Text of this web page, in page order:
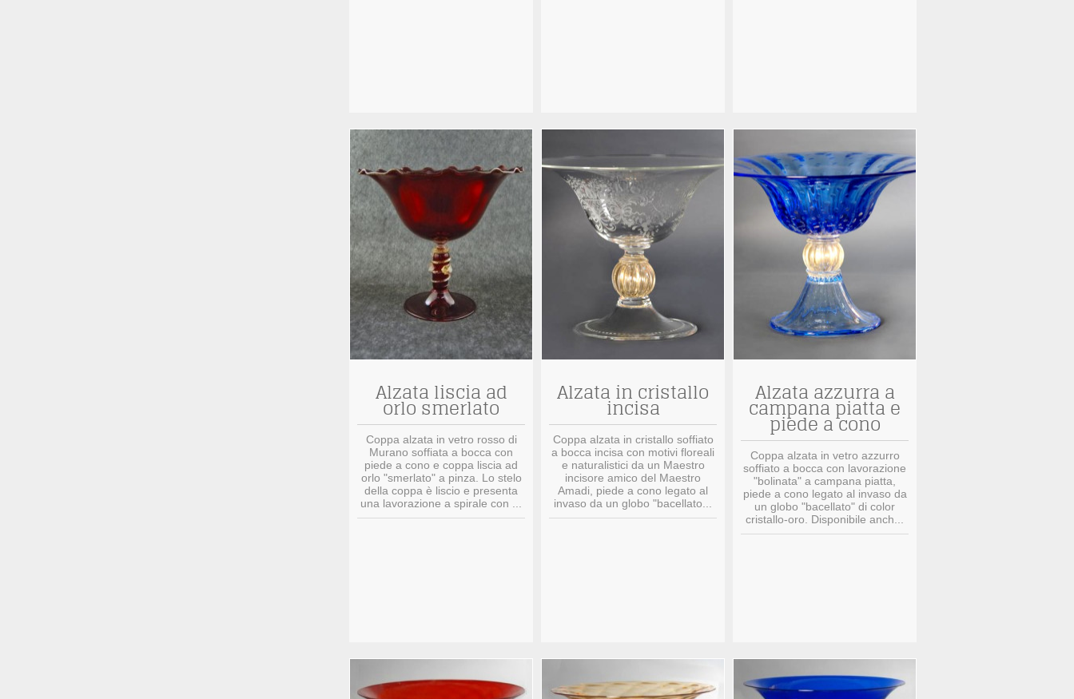
Alzata liscia ad
orlo smerlato
Coppa alzata in vetro rosso di
Murano soffiata a bocca con
piede a cono e coppa liscia ad
orlo "smerlato" a pinza. Lo stelo
della coppa è liscio e presenta
una lavorazione a spirale con ...
Alzata in cristallo
incisa
Coppa alzata in cristallo soffiato
a bocca incisa con motivi floreali
e naturalistici da un Maestro
incisore amico del Maestro
Amadi, piede a cono legato al
invaso da un globo "bacellato...
Alzata azzurra a
campana piatta e
piede a cono
Coppa alzata in vetro azzurro
soffiato a bocca con lavorazione
"bolinata" a campana piatta,
piede a cono legato al invaso da
un globo "bacellato" di color
cristallo-oro. Disponibile anch...